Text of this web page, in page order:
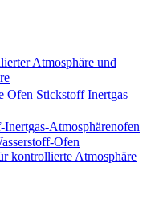
Atmosphäre und
Stickstoff Inertgas
Atmosphärenofen
Ofen
kontrollierte Atmosphäre